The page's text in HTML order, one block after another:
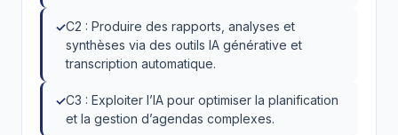
C2 : Produire des rapports, analyses et
synthèses via des outils IA générative et
transcription automatique.
C3 : Exploiter l’IA pour optimiser la planification
et la gestion d’agendas complexes.